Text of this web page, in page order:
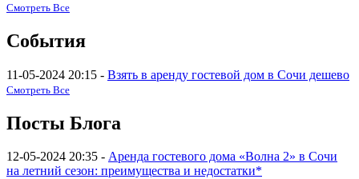
Смотреть Все
События
11-05-2024 20:15 - Взять в аренду гостевой дом в Сочи дешево
Смотреть Все
Посты Блога
12-05-2024 20:35 - Аренда гостевого дома «Волна 2» в Сочи
на летний сезон: преимущества и недостатки*